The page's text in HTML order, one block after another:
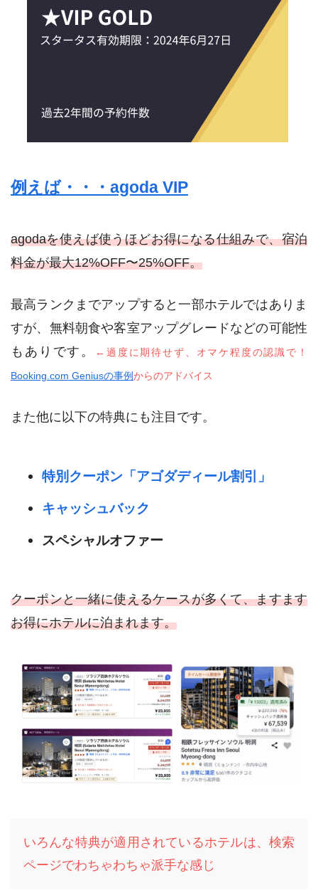
例えば・・・agoda VIP
agodaを使えば使うほどお得になる仕組みで、宿泊
料金が最大12%OFF〜25%OFF。
最高ランクまでアップすると一部ホテルではありま
すが、無料朝食や客室アップグレードなどの可能性
もありです。
←過度に期待せず、オマケ程度の認識で！
Booking.com Geniusの事例からのアドバイス
また他に以下の特典にも注目です。
特別クーポン「アゴダディール割引」
キャッシュバック
スペシャルオファー
クーポンと一緒に使えるケースが多くて、ますます
お得にホテルに泊まれます。
いろんな特典が適用されているホテルは、検索
ページでわちゃわちゃ派手な感じ